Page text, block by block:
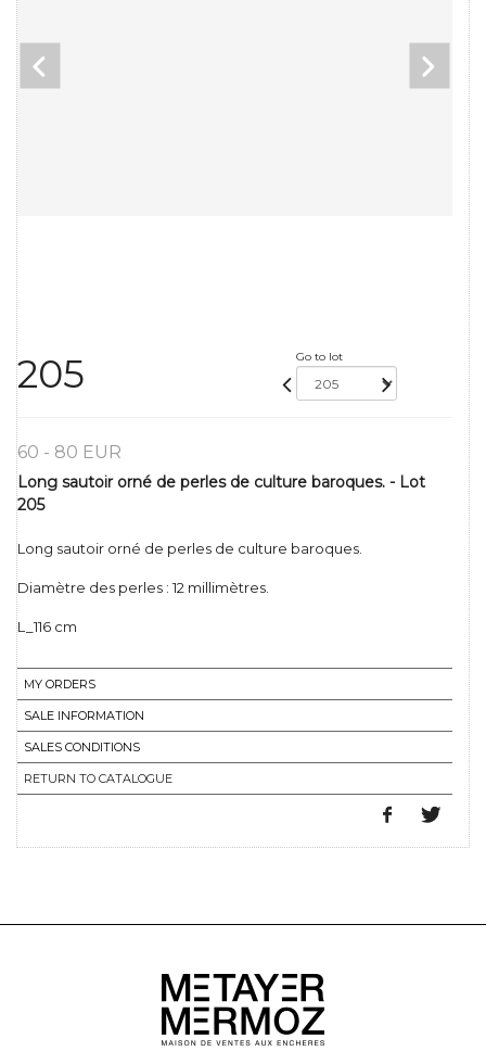
205 Go to lot
60 - 80 EUR
Long sautoir orné de perles de culture baroques. - Lot
205
Long sautoir orné de perles de culture baroques.
Diamètre des perles : 12 millimètres.
L_116 cm
MY ORDERS
SALE INFORMATION
SALES CONDITIONS
RETURN TO CATALOGUE